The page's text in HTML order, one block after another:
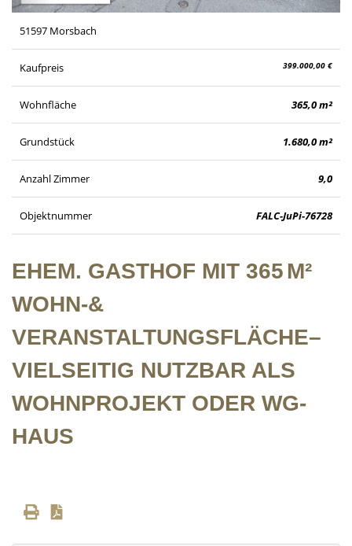
51597 Morsbach
Kaufpreis 399.000,00 €
Wohnfläche 365,0 m²
Grundstück 1.680,0 m²
Anzahl Zimmer 9,0
Objektnummer FALC-JuPi-76728
EHEM. GASTHOF MIT 365 M²
WOHN-&
VERANSTALTUNGSFLÄCHE–
VIELSEITIG NUTZBAR ALS
WOHNPROJEKT ODER WG-
HAUS